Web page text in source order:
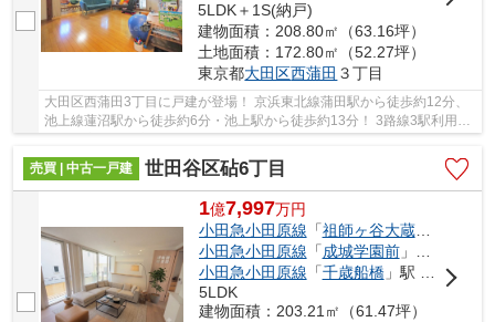
5LDK＋1S(納戸)
建物面積：208.80㎡（63.16坪）
土地面積：172.80㎡（52.27坪）
東京都大田区西蒲田 ３丁目
大田区西蒲田3丁目に戸建が登場！ 京浜東北線蒲田駅から徒歩約12分、
池上線蓮沼駅から徒歩約6分・池上駅から徒歩約13分！ 3路線3駅利用可
売買 | 中古一戸建
世田谷区砧6丁目
1億7,997万円
小田急小田原線 「祖師ヶ谷大蔵」駅 徒歩4
小田急小田原線 「成城学園前」駅 徒歩14分
小田急小田原線 「千歳船橋」駅 徒歩19分
5LDK
建物面積：203.21㎡（61.47坪）